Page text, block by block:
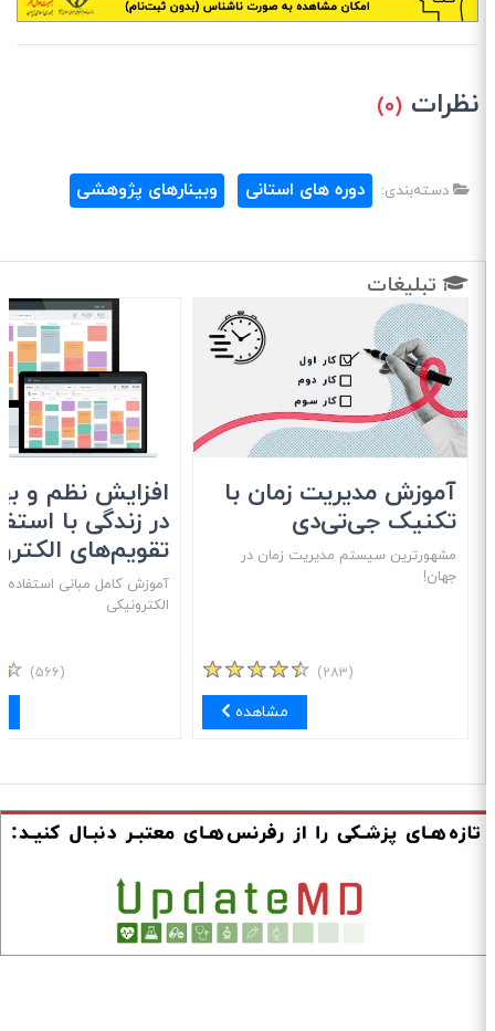
نظرات
دسته‌بندی: دوره های استانی وبینارهای پژوهشی
تبلیغات
آموزش مدیریت زمان با
تکنیک جی‌تی‌دی
مشهور‌ترین سیستم مدیریت زمان در
جهان!
مشاهده
افزایش نظم و
در زندگی با
تقویم‌های
آموزش کامل مبانی استفاده
الکترونیکی